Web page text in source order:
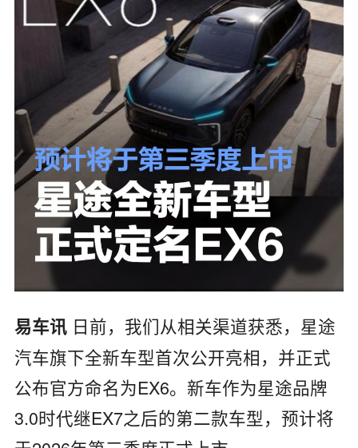
易车讯日前，我们从相关渠道获悉，星途
汽车旗下全新车型首次公开亮相，并正式
公布官方命名为EX6。新车作为星途品牌
3.0时代继EX7之后的第二款车型，预计将